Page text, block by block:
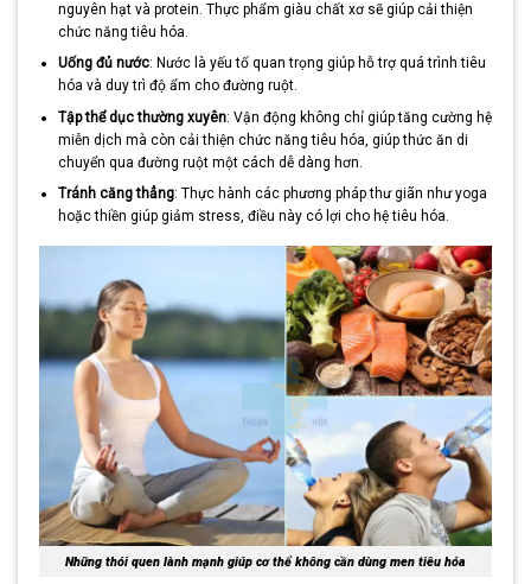
nguyên hạt và protein. Thực phẩm giàu chất xơ sẽ giúp cải thiện
chức năng tiêu hóa.
Uống đủ nước: Nước là yếu tố quan trọng giúp hỗ trợ quá trình tiêu
hóa và duy trì độ ẩm cho đường ruột.
Tập thể dục thường xuyên: Vận động không chỉ giúp tăng cường hệ
miễn dịch mà còn cải thiện chức năng tiêu hóa, giúp thức ăn di
chuyển qua đường ruột một cách dễ dàng hơn.
Tránh căng thẳng: Thực hành các phương pháp thư giãn như yoga
hoặc thiền giúp giảm stress, điều này có lợi cho hệ tiêu hóa.
Những thói quen lành mạnh giúp cơ thể không cần dùng men tiêu hóa